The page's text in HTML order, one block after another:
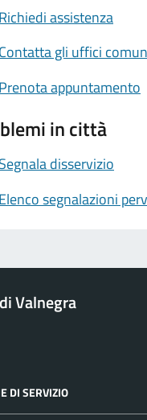
Richiedi assistenza
Contatta gli uffici
Prenota appuntamento
in città
Segnala disservizio
Elenco segnalazioni
Valnegra
DI SERVIZIO